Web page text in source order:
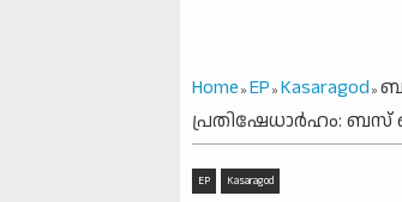
Home » EP » Kasaragod »
പ്രതിഷേധാര്‍ഹം: ബസ്
EP Kasaragod